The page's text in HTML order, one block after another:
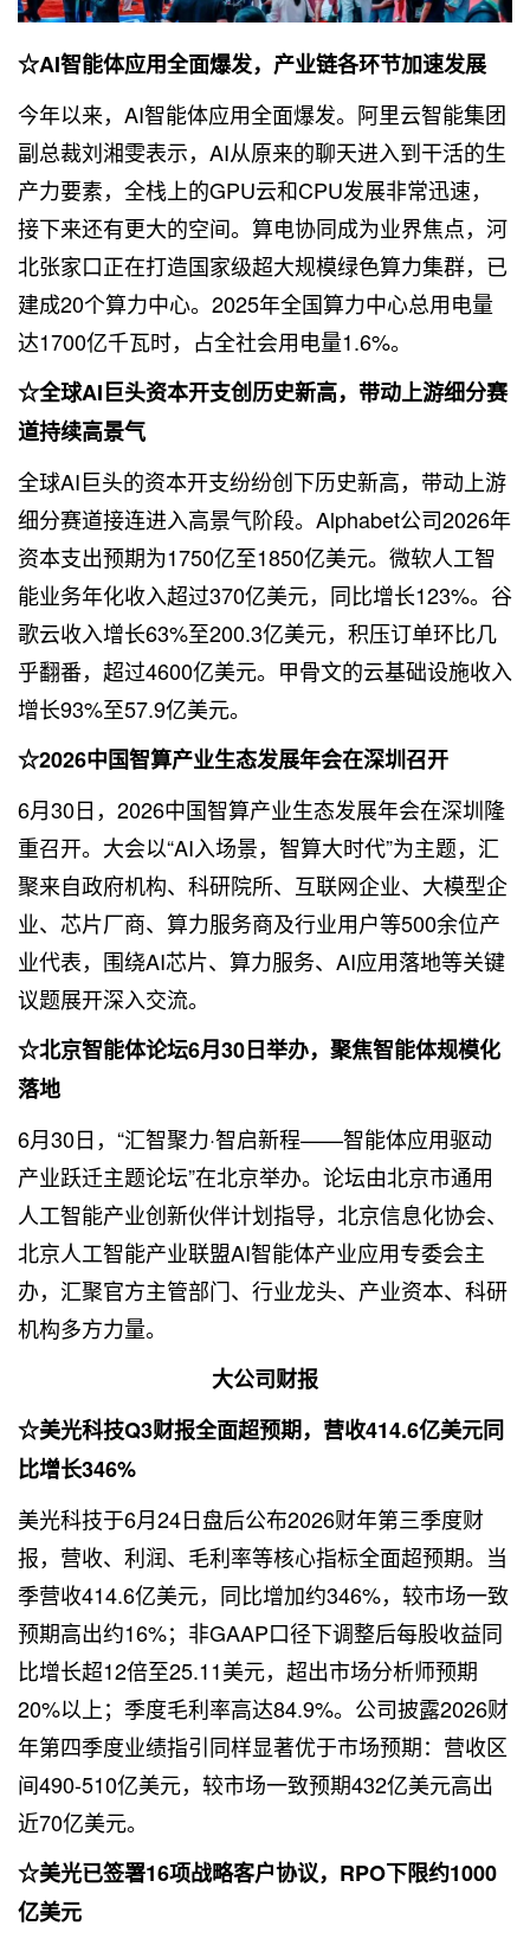
☆AI智能体应用全面爆发，产业链各环节加速发展
今年以来，AI智能体应用全面爆发。阿里云智能集团
副总裁刘湘雯表示，AI从原来的聊天进入到干活的生
产力要素，全栈上的GPU云和CPU发展非常迅速，
接下来还有更大的空间。算电协同成为业界焦点，河
北张家口正在打造国家级超大规模绿色算力集群，已
建成20个算力中心。2025年全国算力中心总用电量
达1700亿千瓦时，占全社会用电量1.6%。
☆全球AI巨头资本开支创历史新高，带动上游细分赛
道持续高景气
全球AI巨头的资本开支纷纷创下历史新高，带动上游
细分赛道接连进入高景气阶段。Alphabet公司2026年
资本支出预期为1750亿至1850亿美元。微软人工智
能业务年化收入超过370亿美元，同比增长123%。谷
歌云收入增长63%至200.3亿美元，积压订单环比几
乎翻番，超过4600亿美元。甲骨文的云基础设施收入
增长93%至57.9亿美元。
☆2026中国智算产业生态发展年会在深圳召开
6月30日，2026中国智算产业生态发展年会在深圳隆
重召开。大会以“AI入场景，智算大时代”为主题，汇
聚来自政府机构、科研院所、互联网企业、大模型企
业、芯片厂商、算力服务商及行业用户等500余位产
业代表，围绕AI芯片、算力服务、AI应用落地等关键
议题展开深入交流。
☆北京智能体论坛6月30日举办，聚焦智能体规模化
落地
6月30日，“汇智聚力·智启新程——智能体应用驱动
产业跃迁主题论坛”在北京举办。论坛由北京市通用
人工智能产业创新伙伴计划指导，北京信息化协会、
北京人工智能产业联盟AI智能体产业应用专委会主
办，汇聚官方主管部门、行业龙头、产业资本、科研
机构多方力量。
大公司财报
☆美光科技Q3财报全面超预期，营收414.6亿美元同
比增长346%
美光科技于6月24日盘后公布2026财年第三季度财
报，营收、利润、毛利率等核心指标全面超预期。当
季营收414.6亿美元，同比增加约346%，较市场一致
预期高出约16%；非GAAP口径下调整后每股收益同
比增长超12倍至25.11美元，超出市场分析师预期
20%以上；季度毛利率高达84.9%。公司披露2026财
年第四季度业绩指引同样显著优于市场预期：营收区
间490-510亿美元，较市场一致预期432亿美元高出
近70亿美元。
☆美光已签署16项战略客户协议，RPO下限约1000
亿美元